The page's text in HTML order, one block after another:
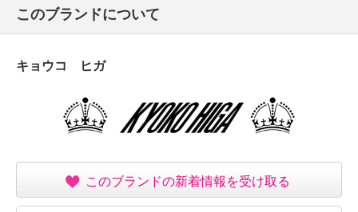
このブランドについて
キョウコ ヒガ
このブランドの新着情報を受け取る